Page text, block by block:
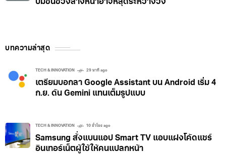
ปมชิ้นช่วงล่างหน้าอาจหลุดระหว่างวิ่ง
บทความล่าสุด
TECH & INNOVATION 29 นาที ago
เตรียมบอกลา Google Assistant บน Android เริ่ม 4
ก.ย. ดัน Gemini แทนเต็มรูปแบบ
TECH & INNOVATION 10 ชั่วโมง ago
Samsung สั่งแบนแอป Smart TV แอบแฝงโค้ดแชร์
อินเทอร์เน็ตผู้ใช้ให้คนแปลกหน้า